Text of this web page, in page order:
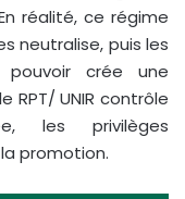
réalité, ce régime
neutralise, puis les
crée une
RPT/ UNIR contrôle
les privilèges
promotion.